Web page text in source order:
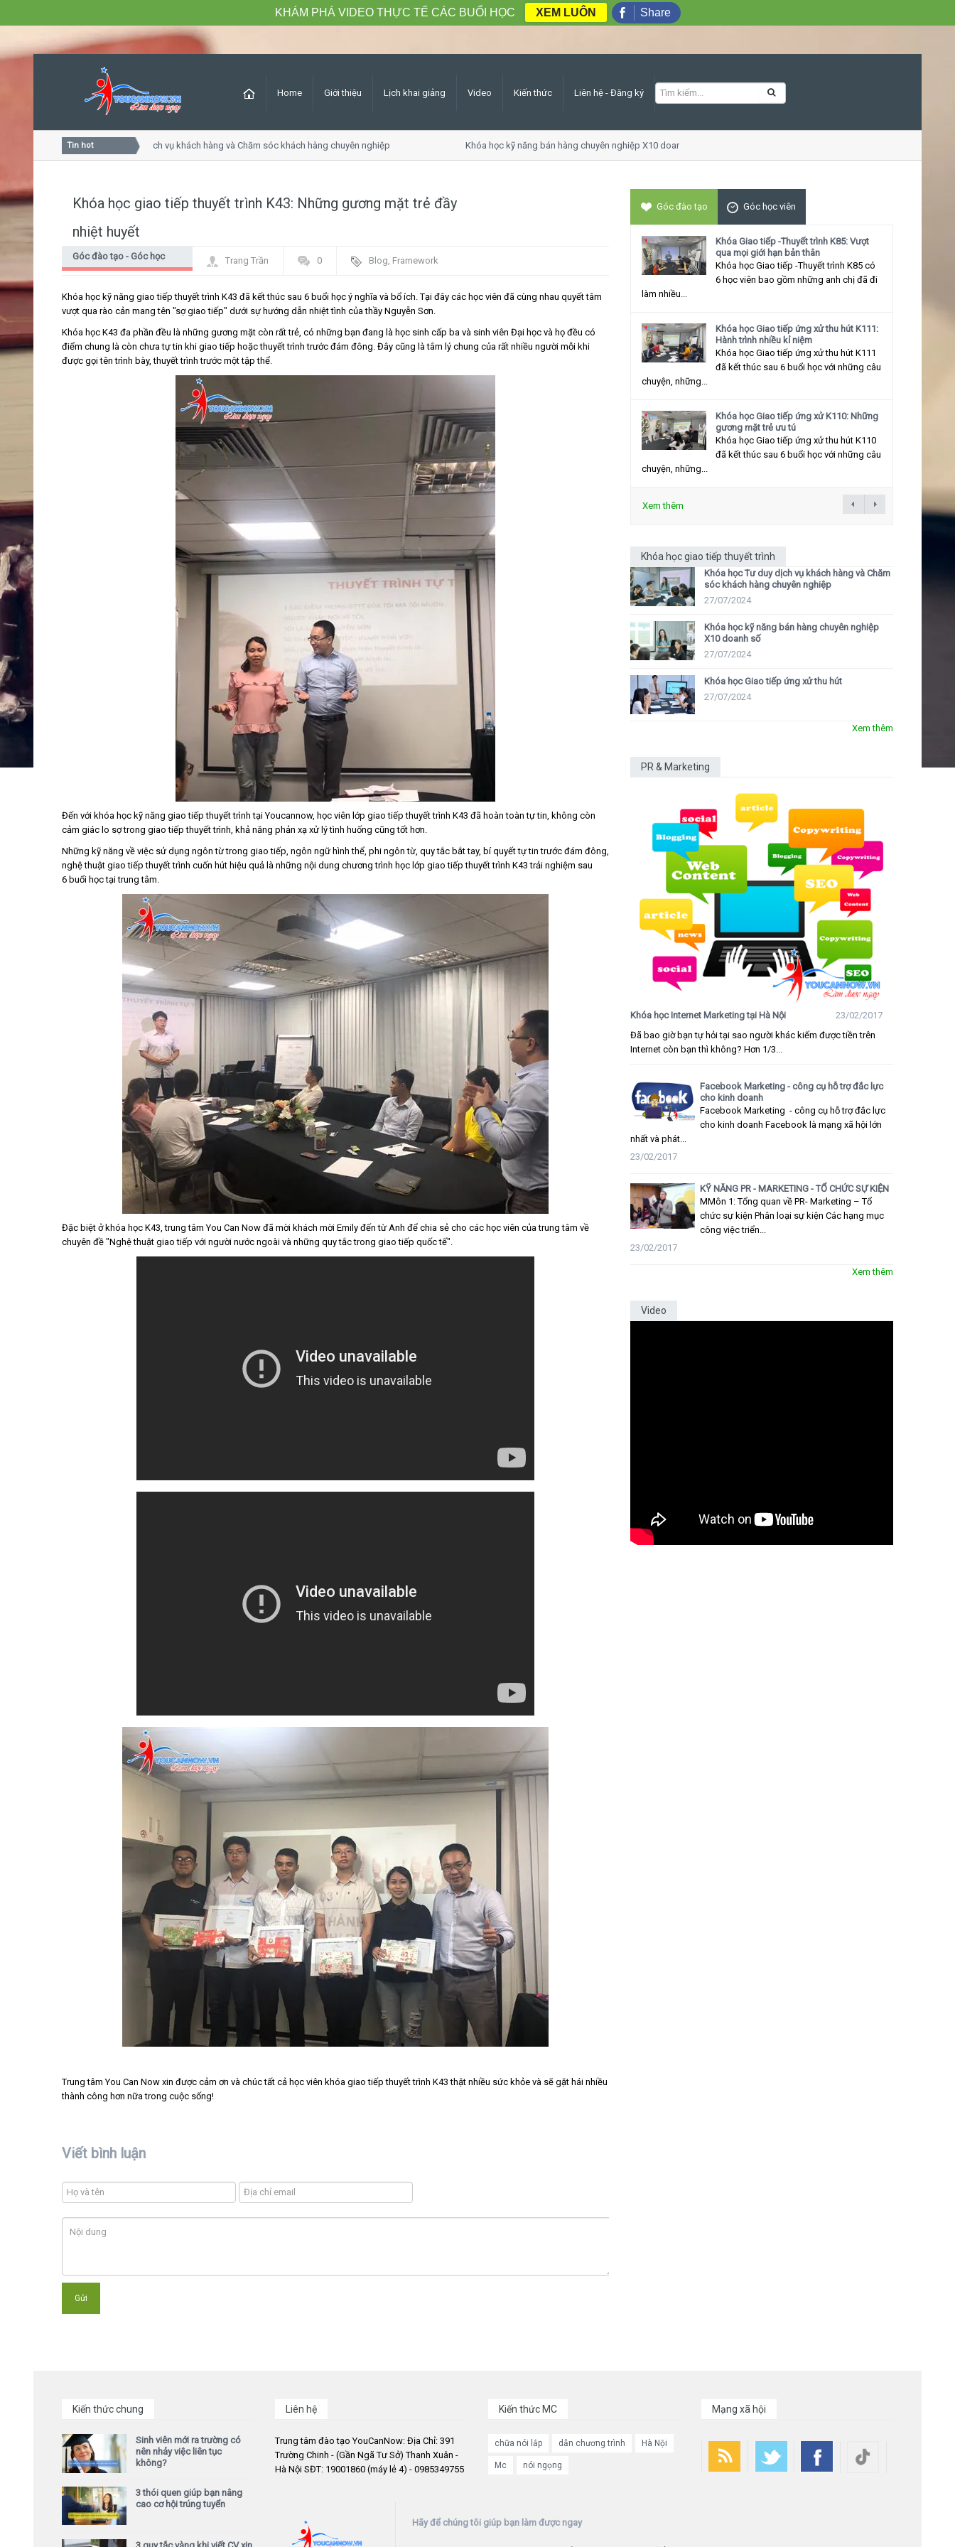
Home Giới thiệu Lịch khai giảng Video Kiến thức Liên hệ - Đăng ký
Tin hot
Khóa học Tư duy dịch vụ khách hàng và Chăm sóc khách hàng chuyên nghiệp Khóa học kỹ năng bán hàng chuyên nghiệp X10 doanh số
Khóa học giao tiếp thuyết trình K43: Những gương mặt trẻ đầy
nhiệt huyết
Góc đào tạo - Góc học
Trang Trần 0 Blog, Framework
Khóa học kỹ năng giao tiếp thuyết trình K43 đã kết thúc sau 6 buổi học ý nghĩa và bổ ích. Tại đây các học viên đã cùng nhau quyết tâm
vượt qua rào cản mang tên "sợ giao tiếp" dưới sự hướng dẫn nhiệt tình của thầy Nguyễn Sơn.
Khóa học K43 đa phần đều là những gương mặt còn rất trẻ, có những bạn đang là học sinh cấp ba và sinh viên Đại học và họ đều có
điểm chung là còn chưa tự tin khi giao tiếp hoặc thuyết trình trước đám đông. Đây cũng là tâm lý chung của rất nhiều người mỗi khi
được gọi tên trình bày, thuyết trình trước một tập thể.
Đến với khóa học kỹ năng giao tiếp thuyết trình tại Youcannow, học viên lớp giao tiếp thuyết trình K43 đã hoàn toàn tự tin, không còn
cảm giác lo sợ trong giao tiếp thuyết trình, khả năng phản xạ xử lý tình huống cũng tốt hơn.
Những kỹ năng về việc sử dụng ngôn từ trong giao tiếp, ngôn ngữ hình thể, phi ngôn từ, quy tắc bắt tay, bí quyết tự tin trước đám đông,
nghệ thuật giao tiếp thuyết trình cuốn hút hiệu quả là những nội dung chương trình học lớp giao tiếp thuyết trình K43 trải nghiệm sau
6 buổi học tại trung tâm.
Đặc biệt ở khóa học K43, trung tâm You Can Now đã mời khách mời Emily đến từ Anh để chia sẻ cho các học viên của trung tâm về
chuyên đề "Nghệ thuật giao tiếp với người nước ngoài và những quy tắc trong giao tiếp quốc tế".
Trung tâm You Can Now xin được cảm ơn và chúc tất cả học viên khóa giao tiếp thuyết trình K43 thật nhiều sức khỏe và sẽ gặt hái nhiều
thành công hơn nữa trong cuộc sống!
Viết bình luận
Góc đào tạo Góc học viên
Khóa Giao tiếp -Thuyết trình K85: Vượt
qua mọi giới hạn bản thân
Khóa học Giao tiếp -Thuyết trình K85 có
6 học viên bao gồm những anh chị đã đi
làm nhiều...
Khóa học Giao tiếp ứng xử thu hút K111:
Hành trình nhiều kỉ niệm
Khóa học Giao tiếp ứng xử thu hút K111
đã kết thúc sau 6 buổi học với những câu
chuyện, những...
Khóa học Giao tiếp ứng xử K110: Những
gương mặt trẻ ưu tú
Khóa học Giao tiếp ứng xử thu hút K110
đã kết thúc sau 6 buổi học với những câu
chuyện, những...
Xem thêm
Khóa học giao tiếp thuyết trình
Khóa học Tư duy dịch vụ khách hàng và Chăm
sóc khách hàng chuyên nghiệp
27/07/2024
Khóa học kỹ năng bán hàng chuyên nghiệp
X10 doanh số
27/07/2024
Khóa học Giao tiếp ứng xử thu hút
27/07/2024
Xem thêm
PR & Marketing
Khóa học Internet Marketing tại Hà Nội
23/02/2017
Đã bao giờ bạn tự hỏi tại sao người khác kiếm được tiền trên
Internet còn bạn thì không? Hơn 1/3...
Facebook Marketing - công cụ hỗ trợ đắc lực
cho kinh doanh
Facebook Marketing - công cụ hỗ trợ đắc lực
cho kinh doanh Facebook là mạng xã hội lớn
nhất và phát...
23/02/2017
KỸ NĂNG PR - MARKETING - TỔ CHỨC SỰ KIỆN
MMôn 1: Tổng quan về PR- Marketing – Tổ
chức sự kiện Phân loại sự kiện Các hạng mục
công việc triển...
23/02/2017
Xem thêm
Video
Kiến thức chung
Sinh viên mới ra trường có
nên nhảy việc liên tục
không?
3 thói quen giúp bạn nâng
cao cơ hội trúng tuyển
Liên hệ
Trung tâm đào tạo YouCanNow: Địa Chỉ: 391
Trường Chinh - (Gần Ngã Tư Sở) Thanh Xuân -
Hà Nội SĐT: 19001860 (máy lẻ 4) - 0985349755
Kiến thức MC
chữa nói lắp dẫn chương trình Hà Nội
Mc nói ngọng
Mạng xã hội
Hãy để chúng tôi giúp bạn làm được ngay
KHÁM PHÁ VIDEO THỰC TẾ CÁC BUỔI HỌC XEM LUÔN Share